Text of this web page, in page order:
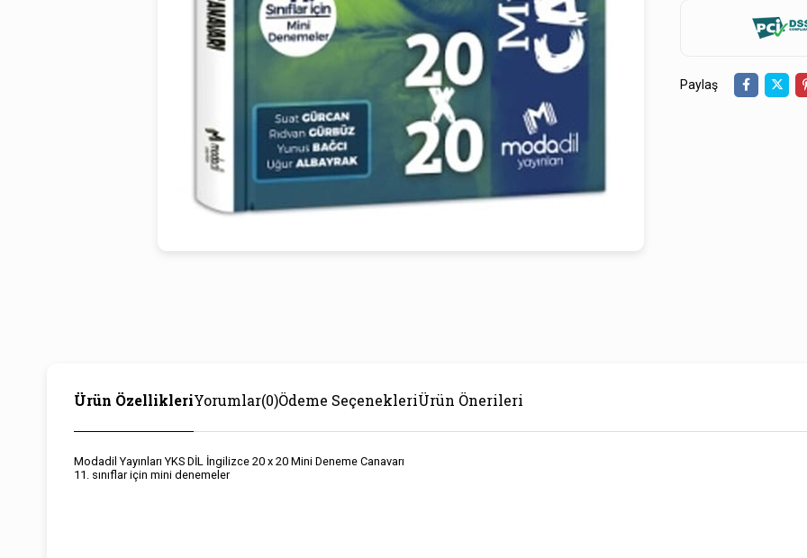
Paylaş
Ürün ÖzellikleriYorumlar(0)Ödeme SeçenekleriÜrün Önerileri
Modadil Yayınları YKS DİL İngilizce 20 x 20 Mini Deneme Canavarı
11. sınıflar için mini denemeler